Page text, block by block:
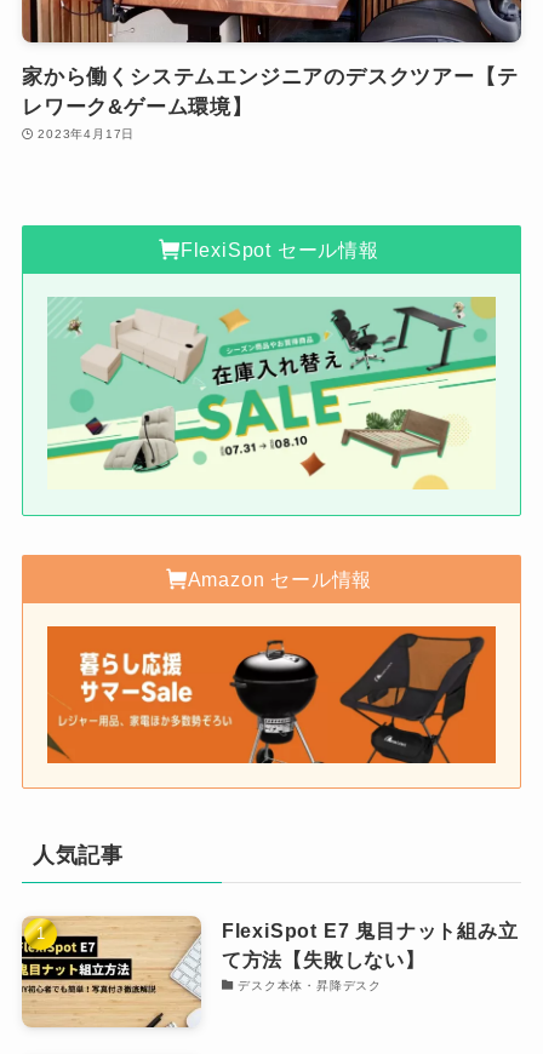
家から働くシステムエンジニアのデスクツアー【テ
レワーク&ゲーム環境】
2023年4月17日
FlexiSpot セール情報
Amazon セール情報
人気記事
FlexiSpot E7 鬼目ナット組み立
て方法【失敗しない】
デスク本体・昇降デスク